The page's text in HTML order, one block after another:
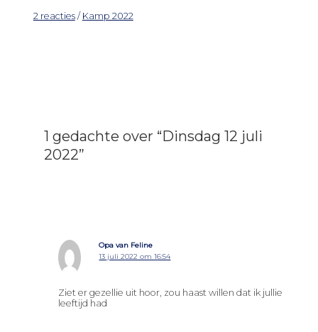
2 reacties / Kamp 2022
1 gedachte over “Dinsdag 12 juli
2022”
Opa van Feline
13 juli 2022 om 16:54
Ziet er gezellie uit hoor, zou haast willen dat ik jullie
leeftijd had